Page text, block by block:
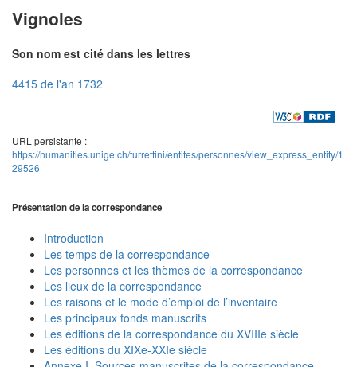
Vignoles
Son nom est cité dans les lettres
4415 de l'an 1732
URL persistante :
https://humanities.unige.ch/turrettini/entites/personnes/view_express_entity/1
29526
Présentation de la correspondance
Introduction
Les temps de la correspondance
Les personnes et les thèmes de la correspondance
Les lieux de la correspondance
Les raisons et le mode d’emploi de l’inventaire
Les principaux fonds manuscrits
Les éditions de la correspondance du XVIIIe siècle
Les éditions du XIXe-XXIe siècle